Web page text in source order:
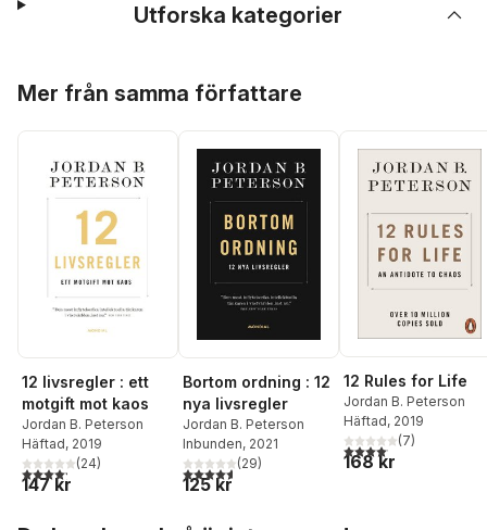
Utforska kategorier
Mer från samma författare
12 livsregler : ett
motgift mot kaos
Jordan B. Peterson
Häftad, 2019
4,2utav 5 stjärnor. Totalt antal röster:
(24)
147 kr
Bortom ordning : 12
nya livsregler
Jordan B. Peterson
Inbunden, 2021
4,6utav 5 stjärnor. Totalt antal röster:
(29)
125 kr
12 Rules for Life
Jordan B. Peterson
Häftad, 2019
4,1utav 5 stjärnor.
(7)
168 kr